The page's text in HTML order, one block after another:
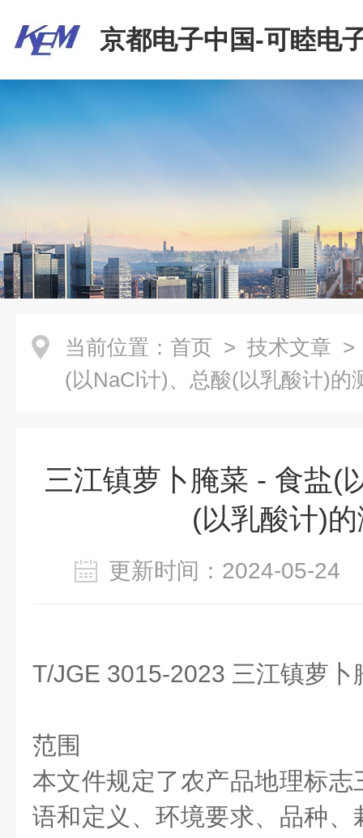
京都电子中国-可睦电
商贸有限公司
当前位置： 首页 > 技术文章 >
(以NaCl计)、总酸(以乳酸计)的
三江镇萝卜腌菜 - 食盐(
(以乳酸计)
更新时间：2024-05-
T/JGE 3015-2023 三江镇萝卜
范围
本文件规定了农产品地理标
语和定义、环境要求、品种